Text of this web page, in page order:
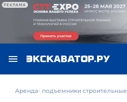
РЕКЛАМА
Аренда подъемники строительные